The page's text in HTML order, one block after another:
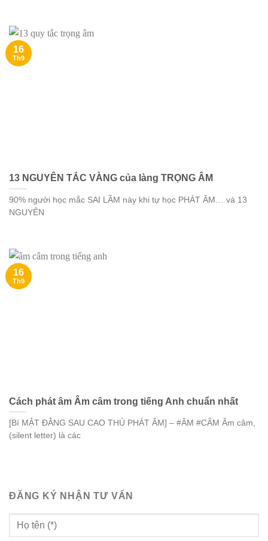
13 NGUYÊN TẮC VÀNG của làng TRỌNG ÂM
90% người học mắc SAI LẦM này khi tự học PHÁT ÂM… và 13
NGUYÊN
16
Th9
Cách phát âm Âm câm trong tiếng Anh chuẩn nhất
[Bí MẬT ĐẰNG SAU CAO THỦ PHÁT ÂM] – #ÂM #CÂM Âm câm,
(silent letter) là các
16
Th9
ĐĂNG KÝ NHẬN TƯ VẤN